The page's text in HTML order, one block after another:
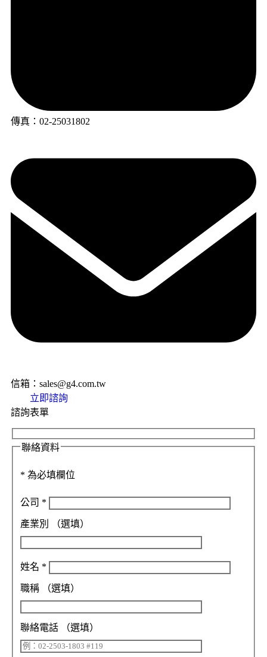
傳真：02-25031802
信箱：sales@g4.com.tw
立即諮詢
諮詢表單
聯絡資料
* 為必填欄位
公司 *
產業別 （選填）
姓名 *
職稱 （選填）
聯絡電話 （選填）